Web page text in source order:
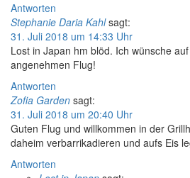
Antworten
Stephanie Daria Kahl sagt:
31. Juli 2018 um 14:33 Uhr
Lost in Japan hm blöd. Ich wünsche
angenehmen Flug!
Antworten
Zofia Garden sagt:
31. Juli 2018 um 20:40 Uhr
Guten Flug und willkommen in der
daheim verbarrikadieren und aufs Eis
Antworten